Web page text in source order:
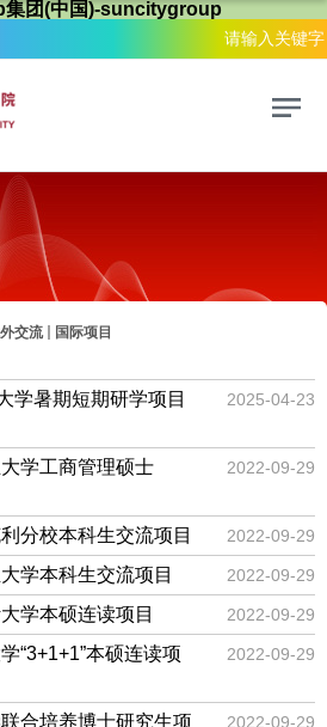
集团(中国)-suncitygroup
交流 国际项目
学暑期短期研学项目
2025-04-23
学工商管理硕士
2022-09-29
分校本科生交流项目 2022-09-29
学本科生交流项目 2022-09-29
学本硕连读项目 2022-09-29
“3+1+1”本硕连读项
2022-09-29
合培养博士研究生项
2022-09-29